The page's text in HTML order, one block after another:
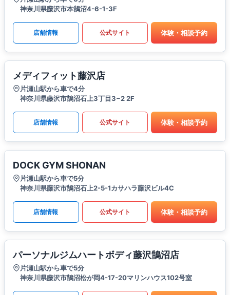
神奈川県藤沢市本鵠沼4-6-1-3F
店舗情報 公式サイト 体験・相談予約
メディフィット藤沢店
片瀬山駅から車で4分
神奈川県藤沢市鵠沼石上3丁目3−2 2F
店舗情報 公式サイト 体験・相談予約
DOCK GYM SHONAN
片瀬山駅から車で5分
神奈川県藤沢市鵠沼石上2-5-1カサハラ藤沢ビル4C
店舗情報 公式サイト 体験・相談予約
パーソナルジムハートボディ藤沢鵠沼店
片瀬山駅から車で5分
神奈川県藤沢市鵠沼松が岡4-17-20マリンハウス102号室